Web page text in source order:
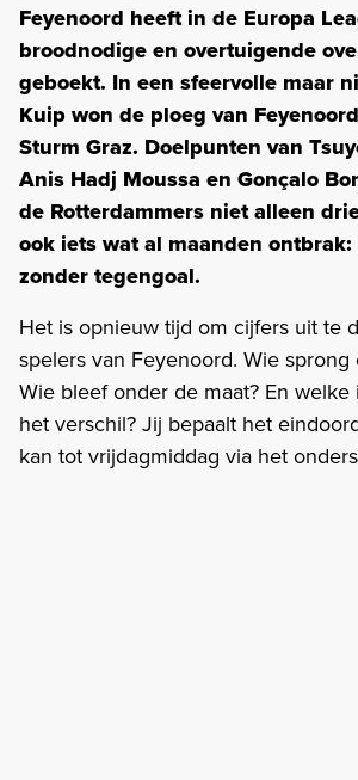
Feyenoord heeft in de Europa
broodnodige en overtuigende
geboekt. In een sfeervolle maar
Kuip won de ploeg van
Sturm Graz. Doelpunten van
Anis Hadj Moussa en Gonçalo
de Rotterdammers niet alleen
ook iets wat al maanden
zonder tegengoal.
Het is opnieuw tijd om cijfers uit te
spelers van Feyenoord. Wie
Wie bleef onder de maat? En
het verschil? Jij bepaalt het
kan tot vrijdagmiddag via het